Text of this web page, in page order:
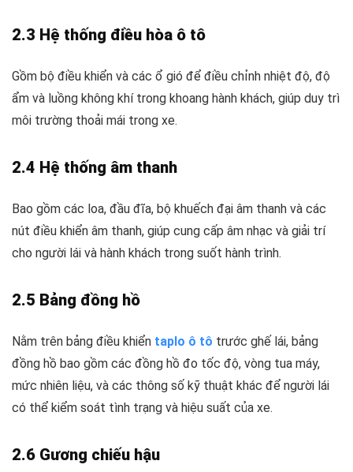
2.3 Hệ thống điều hòa ô tô
Gồm bộ điều khiển và các ổ gió để điều chỉnh nhiệt độ, độ
ẩm và luồng không khí trong khoang hành khách, giúp duy trì
môi trường thoải mái trong xe.
2.4 Hệ thống âm thanh
Bao gồm các loa, đầu đĩa, bộ khuếch đại âm thanh và các
nút điều khiển âm thanh, giúp cung cấp âm nhạc và giải trí
cho người lái và hành khách trong suốt hành trình.
2.5 Bảng đồng hồ
Nằm trên bảng điều khiển taplo ô tô trước ghế lái, bảng
đồng hồ bao gồm các đồng hồ đo tốc độ, vòng tua máy,
mức nhiên liệu, và các thông số kỹ thuật khác để người lái
có thể kiểm soát tình trạng và hiệu suất của xe.
2.6 Gương chiếu hậu